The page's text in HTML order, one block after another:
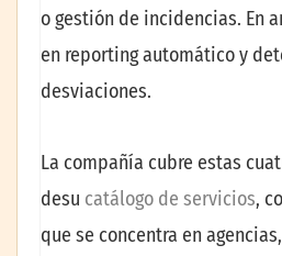
o gestión de incidencias. En
en reporting automático y
desviaciones.
La compañía cubre estas
desu catálogo de servicios,
que se concentra en